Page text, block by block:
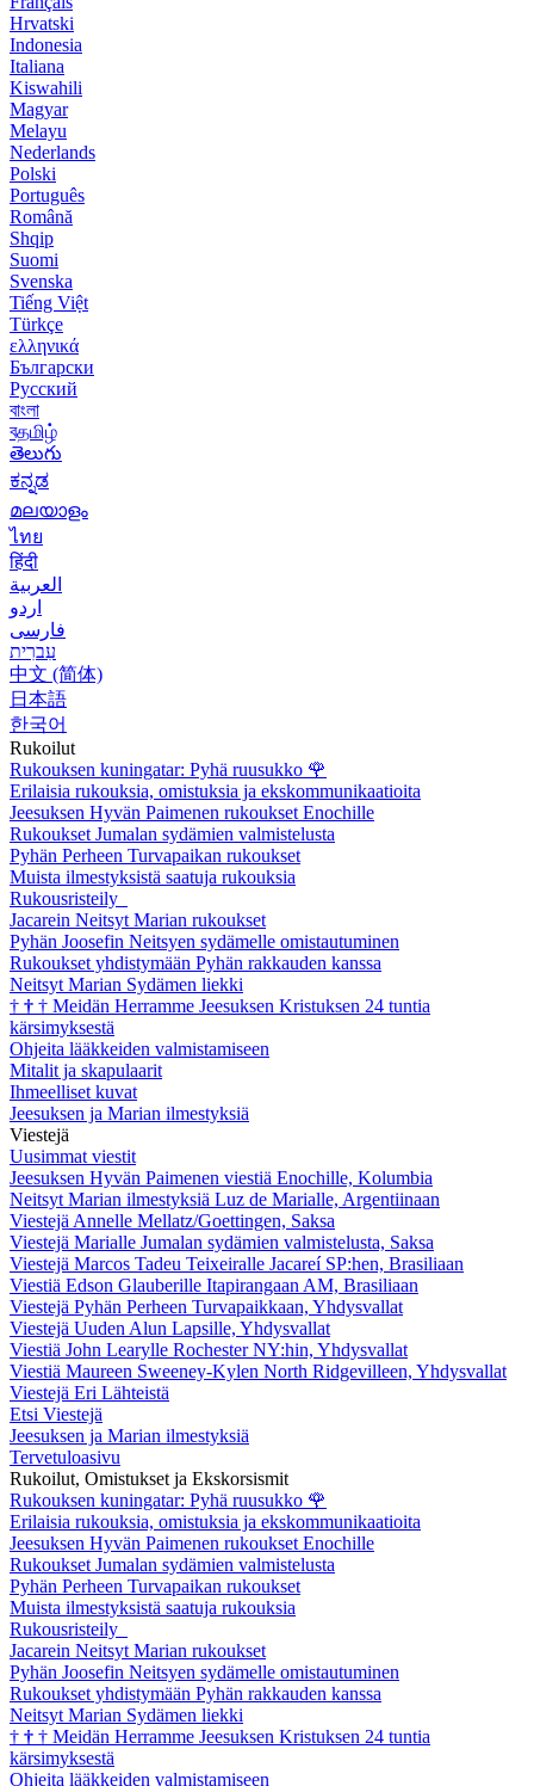
Hrvatski
Indonesia
Italiana
Kiswahili
Magyar
Melayu
Nederlands
Polski
Português
Română
Shqip
Suomi
Svenska
Tiếng Việt
Türkçe
ελληνικά
Български
Русский
বাংলা
বதமிழ்
తెలుగు
ಕನ್ನಡ
മലയാളം
ไทย
हिंदी
العربية
اردو
فارسی
עִברִית
中文 (简体)
日本語
한국어
Rukoilut
Rukouksen kuningatar: Pyhä ruusukko 🌹
Erilaisia rukouksia, omistuksia ja ekskommunikaatioita
Jeesuksen Hyvän Paimenen rukoukset Enochille
Rukoukset Jumalan sydämien valmistelusta
Pyhän Perheen Turvapaikan rukoukset
Muista ilmestyksistä saatuja rukouksia
Rukousristeily
Jacarein Neitsyt Marian rukoukset
Pyhän Joosefin Neitsyen sydämelle omistautuminen
Rukoukset yhdistymään Pyhän rakkauden kanssa
Neitsyt Marian Sydämen liekki
† † † Meidän Herramme Jeesuksen Kristuksen 24 tuntia
kärsimyksestä
Ohjeita lääkkeiden valmistamiseen
Mitalit ja skapulaarit
Ihmeelliset kuvat
Jeesuksen ja Marian ilmestyksiä
Viestejä
Uusimmat viestit
Jeesuksen Hyvän Paimenen viestiä Enochille, Kolumbia
Neitsyt Marian ilmestyksiä Luz de Marialle, Argentiinaan
Viestejä Annelle Mellatz/Goettingen, Saksa
Viestejä Marialle Jumalan sydämien valmistelusta, Saksa
Viestejä Marcos Tadeu Teixeiralle Jacareí SP:hen, Brasiliaan
Viestiä Edson Glauberille Itapirangaan AM, Brasiliaan
Viestejä Pyhän Perheen Turvapaikkaan, Yhdysvallat
Viestejä Uuden Alun Lapsille, Yhdysvallat
Viestiä John Learylle Rochester NY:hin, Yhdysvallat
Viestiä Maureen Sweeney-Kylen North Ridgevilleen, Yhdysvallat
Viestejä Eri Lähteistä
Etsi Viestejä
Jeesuksen ja Marian ilmestyksiä
Tervetuloasivu
Rukoilut, Omistukset ja Ekskorsismit
Rukouksen kuningatar: Pyhä ruusukko 🌹
Erilaisia rukouksia, omistuksia ja ekskommunikaatioita
Jeesuksen Hyvän Paimenen rukoukset Enochille
Rukoukset Jumalan sydämien valmistelusta
Pyhän Perheen Turvapaikan rukoukset
Muista ilmestyksistä saatuja rukouksia
Rukousristeily
Jacarein Neitsyt Marian rukoukset
Pyhän Joosefin Neitsyen sydämelle omistautuminen
Rukoukset yhdistymään Pyhän rakkauden kanssa
Neitsyt Marian Sydämen liekki
† † † Meidän Herramme Jeesuksen Kristuksen 24 tuntia
kärsimyksestä
Ohjeita lääkkeiden valmistamiseen